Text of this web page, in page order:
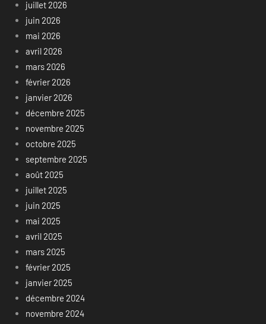
juillet 2026
juin 2026
mai 2026
avril 2026
mars 2026
février 2026
janvier 2026
décembre 2025
novembre 2025
octobre 2025
septembre 2025
août 2025
juillet 2025
juin 2025
mai 2025
avril 2025
mars 2025
février 2025
janvier 2025
décembre 2024
novembre 2024